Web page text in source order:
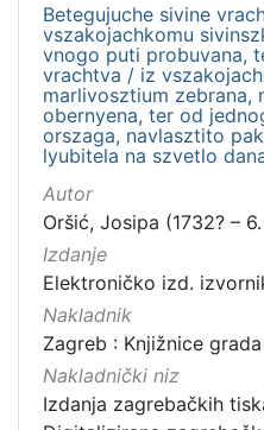
Betegujuche sivine
vszakojachkomu
vnogo puti probuvana,
vrachtva / iz
marlivosztium zebrana,
obernyena, ter od
orszaga, navlasztito
lyubitela na szvetlo
Autor
Oršić, Josipa (1732? –
Izdanje
Elektroničko izd.
Nakladnik
Zagreb : Knjižnice
Nakladnički niz
Izdanja zagrebačkih